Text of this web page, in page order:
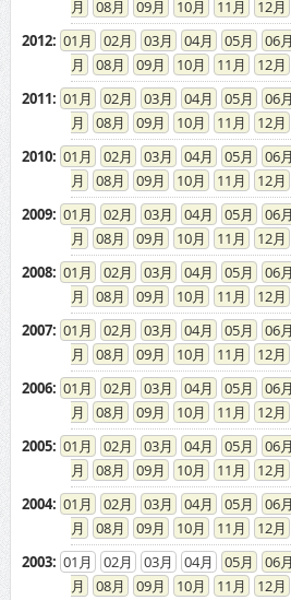
08
09 10 11
12
2012: 01 02 03 04 05 06
08
09 10 11
12
2011: 01 02 03 04 05 06
08
09 10 11
12
2010: 01 02 03 04 05 06
08
09 10 11
12
2009: 01 02 03 04 05 06
08
09 10 11
12
2008: 01 02 03 04 05 06
08
09 10 11
12
2007: 01 02 03 04 05 06
08
09 10 11
12
2006: 01 02 03 04 05 06
08
09 10 11
12
2005: 01 02 03 04 05 06
08
09 10 11
12
2004: 01 02 03 04 05 06
08
09 10 11
12
2003: 01 02 03 04 05 06
08
09 10 11 12